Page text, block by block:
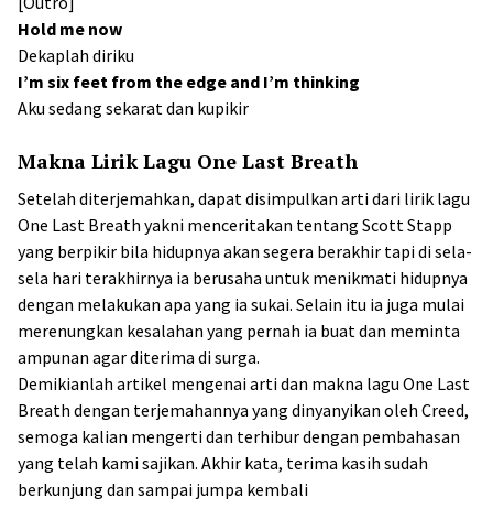
Hold me now
Dekaplah diriku
I’m six feet from the edge and I’m thinking
Aku sedang sekarat dan kupikir
Makna Lirik Lagu One Last Breath
Setelah diterjemahkan, dapat disimpulkan arti dari lirik lagu
One Last Breath yakni menceritakan tentang Scott Stapp
yang berpikir bila hidupnya akan segera berakhir tapi di sela-
sela hari terakhirnya ia berusaha untuk menikmati hidupnya
dengan melakukan apa yang ia sukai. Selain itu ia juga mulai
merenungkan kesalahan yang pernah ia buat dan meminta
ampunan agar diterima di surga.
Demikianlah artikel mengenai arti dan makna lagu One Last
Breath dengan terjemahannya yang dinyanyikan oleh Creed,
semoga kalian mengerti dan terhibur dengan pembahasan
yang telah kami sajikan. Akhir kata, terima kasih sudah
berkunjung dan sampai jumpa kembali